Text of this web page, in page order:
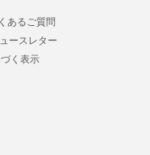
あるご質問
ースレター
く表示